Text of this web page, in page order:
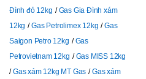
Đình đỏ 12kg
Gas Gia Đình xám
12kg
Gas Petrolimex 12kg
Gas
Saigon Petro 12kg
Gas
Petrovietnam 12kg
Gas MISS 12kg
Gas xám 12kg MT Gas
Gas xám